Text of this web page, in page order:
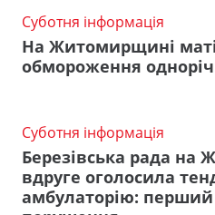
Суботня інформація
На Житомирщині
обмороження
Суботня інформація
Березівська рада на
вдруге оголосила
амбулаторію: перший